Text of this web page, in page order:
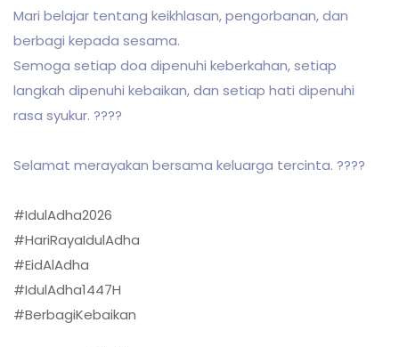
Mari belajar tentang keikhlasan, pengorbanan, dan
berbagi kepada sesama.
Semoga setiap doa dipenuhi keberkahan, setiap
langkah dipenuhi kebaikan, dan setiap hati dipenuhi
rasa syukur. ????
Selamat merayakan bersama keluarga tercinta. ????
#IdulAdha2026
#HariRayaIdulAdha
#EidAlAdha
#IdulAdha1447H
#BerbagiKebaikan